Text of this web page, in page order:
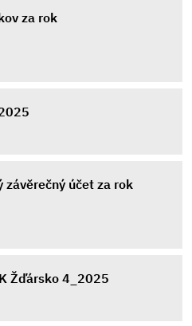
za rok
závěrečný účet za rok
Žďársko 4_2025